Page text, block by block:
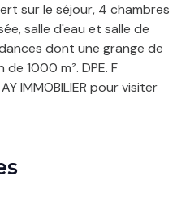
sur le séjour, 4 chambres
salle d'eau et salle de
dont une grange de
1000 m². DPE. F
IMMOBILIER pour visiter